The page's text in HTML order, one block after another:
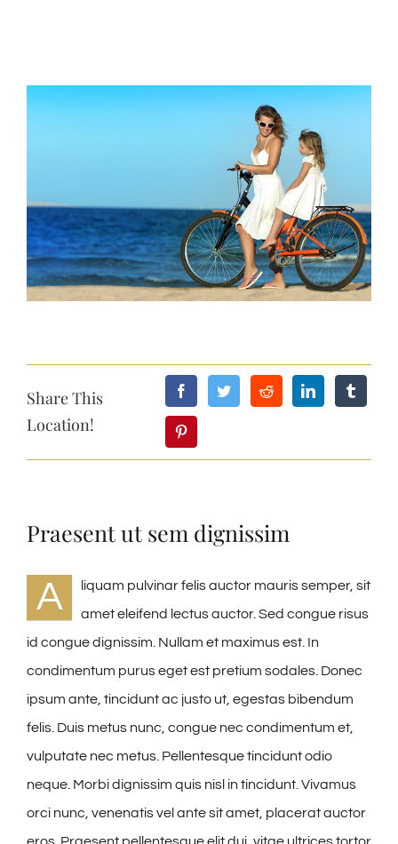
Share This
Location!
Praesent ut sem dignissim
A
liquam pulvinar felis auctor mauris semper, sit
amet eleifend lectus auctor. Sed congue risus
id congue dignissim. Nullam et maximus est. In
condimentum purus eget est pretium sodales. Donec
ipsum ante, tincidunt ac justo ut, egestas bibendum
felis. Duis metus nunc, congue nec condimentum et,
vulputate nec metus. Pellentesque tincidunt odio
neque. Morbi dignissim quis nisl in tincidunt. Vivamus
orci nunc, venenatis vel ante sit amet, placerat auctor
eros. Praesent pellentesque elit dui, vitae ultrices tortor